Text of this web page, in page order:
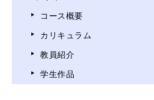
コース概要
カリキュラム
教員紹介
学生作品